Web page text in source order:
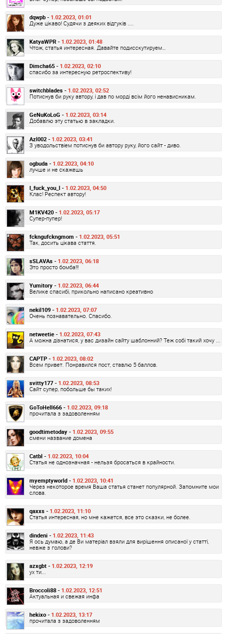
dqwpb - 1.02.2023, 01:01
Дуже цікаво! Судячи з деяких відгуків ....
KatyaWPR - 1.02.2023, 01:48
Чтож, статья интересная. Давайте подисскутируем…
Dimcha65 - 1.02.2023, 02:10
спасибо за интересную ретроспективу!
switchblades - 1.02.2023, 02:52
Потиснув би руку автору, і дав по морді всім його ненависникам.
GeNuKoLoG - 1.02.2023, 03:14
Добавлю эту статью в закладки.
Azl002 - 1.02.2023, 03:41
З уводольствіем потиснув би автору руку, його сайт - диво.
ogbuda - 1.02.2023, 04:10
лучше и не скажешь
I_fuck_you_l - 1.02.2023, 04:50
Клас! Респект автору!
M1KV420 - 1.02.2023, 05:17
Супер-пупер!
fckngufckngmom - 1.02.2023, 05:51
Так, досить цікава стаття.
sSLAVAs - 1.02.2023, 06:18
Это просто бомба!!!
Yumitory - 1.02.2023, 06:44
Велике спасибі, прикольно написано креативно
nekil109 - 1.02.2023, 07:07
Очень познавательно. Спасибо.
netweetie - 1.02.2023, 07:43
А можна дізнатися, у вас дизайн сайту шаблонний? Теж собі такий хочу ...
CAPTP - 1.02.2023, 08:02
Всем привет. Понравился пост, ставлю 5 баллов.
svitty177 - 1.02.2023, 08:53
Сайт супер, побольше бы таких!
GoToHell666 - 1.02.2023, 09:18
прочитала з задоволенням
goodtimetoday - 1.02.2023, 09:55
смени название домена
Catbl - 1.02.2023, 10:04
Статья не однозначная - нельзя бросаться в крайности.
myemptyworld - 1.02.2023, 10:41
Через некоторое время Ваша статья станет популярной. Запомните мои
слова.
qaxxs - 1.02.2023, 11:10
Статья интересная, но мне кажется, все это сказки, не более.
dindeni - 1.02.2023, 11:43
Я ось думаю, а де Ви матеріал взяли для вирішення описаної у статті,
невже з голови?
azxgbt - 1.02.2023, 12:19
ух ти...
Broccoli88 - 1.02.2023, 12:51
Актуальная и свежая инфа
hekixo - 1.02.2023, 13:17
прочитала з задоволенням